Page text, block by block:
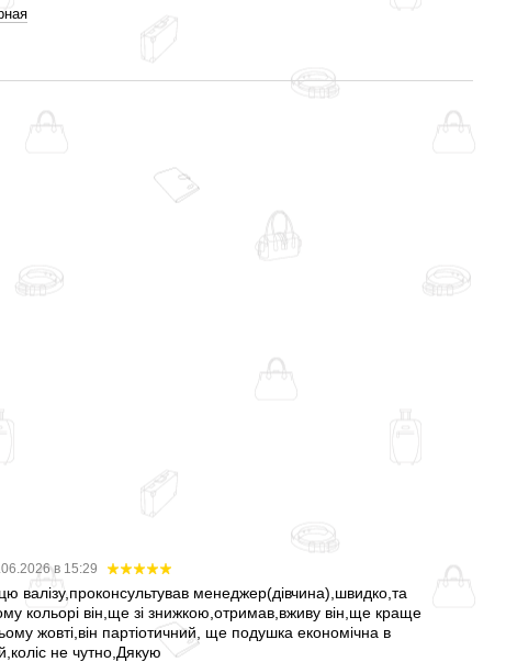
в 15:29
валізу,проконсультував менеджер(дівчина),швидко,та
кольорі він,ще зі знижкою,отримав,вживу він,ще краще
жовті,він партіотичний, ще подушка економічна в
не чутно,Дякую